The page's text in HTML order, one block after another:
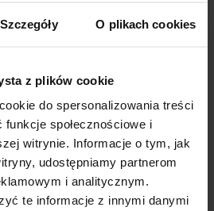
Szczegóły O plikach cookies
z plików cookie
do spersonalizowania treści
społecznościowe i
witrynie. Informacje o tym, jak
udostępniamy partnerom
i analitycznym.
te informacje z innymi danymi
(opcjonalne):